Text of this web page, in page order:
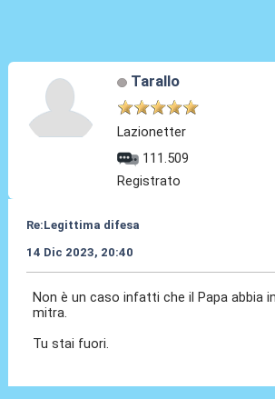
Tarallo
Lazionetter
111.509
Registrato
Re:Legittima difesa
14 Dic 2023, 20:40
Non è un caso infatti che il Papa abbia
mitra.
Tu stai fuori.